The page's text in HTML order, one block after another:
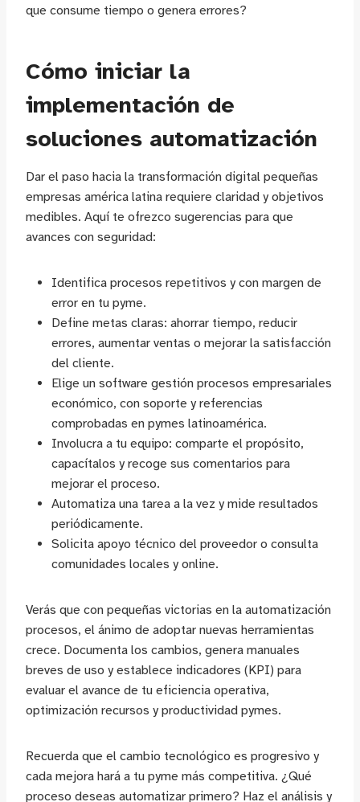
que consume tiempo o genera errores?
Cómo iniciar la
implementación de
soluciones automatización
Dar el paso hacia la transformación digital pequeñas
empresas américa latina requiere claridad y objetivos
medibles. Aquí te ofrezco sugerencias para que
avances con seguridad:
Identifica procesos repetitivos y con margen de
error en tu pyme.
Define metas claras: ahorrar tiempo, reducir
errores, aumentar ventas o mejorar la satisfacción
del cliente.
Elige un software gestión procesos empresariales
económico, con soporte y referencias
comprobadas en pymes latinoamérica.
Involucra a tu equipo: comparte el propósito,
capacítalos y recoge sus comentarios para
mejorar el proceso.
Automatiza una tarea a la vez y mide resultados
periódicamente.
Solicita apoyo técnico del proveedor o consulta
comunidades locales y online.
Verás que con pequeñas victorias en la automatización
procesos, el ánimo de adoptar nuevas herramientas
crece. Documenta los cambios, genera manuales
breves de uso y establece indicadores (KPI) para
evaluar el avance de tu eficiencia operativa,
optimización recursos y productividad pymes.
Recuerda que el cambio tecnológico es progresivo y
cada mejora hará a tu pyme más competitiva. ¿Qué
proceso deseas automatizar primero? Haz el análisis y